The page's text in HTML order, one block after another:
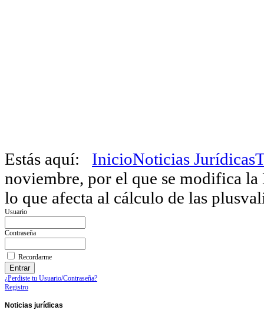
Estás aquí: InicioNoticias Jurídicas
noviembre, por el que se modifica la
lo que afecta al cálculo de las
Usuario
Contraseña
Recordarme
¿Perdiste tu Usuario/Contraseña?
Registro
Noticias jurídicas